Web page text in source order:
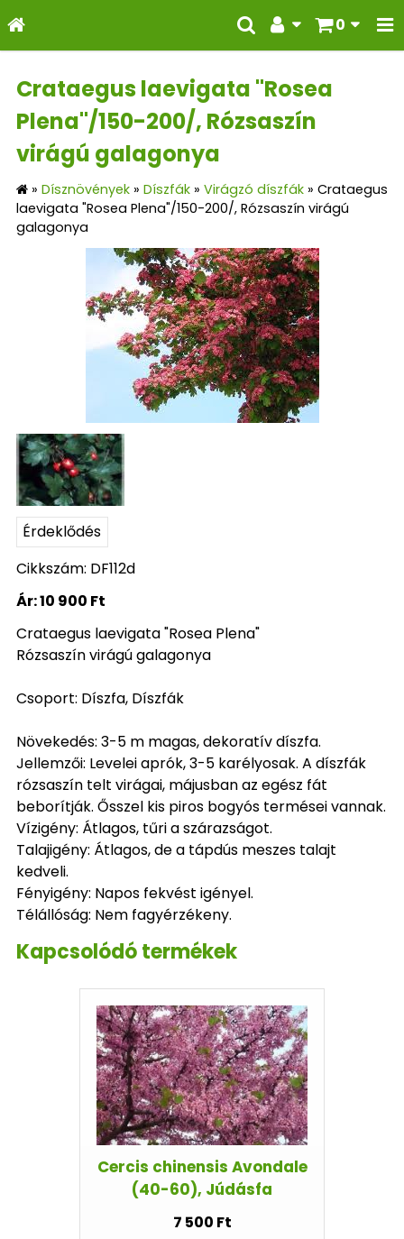
0
Crataegus laevigata "Rosea
Plena"/150-200/, Rózsaszín
virágú galagonya
» Dísznövények » Díszfák » Virágzó díszfák » Crataegus
laevigata "Rosea Plena"/150-200/, Rózsaszín virágú
galagonya
Érdeklődés
Cikkszám: DF112d
Ár:10 900 Ft
Crataegus laevigata "Rosea Plena"
Rózsaszín virágú galagonya
Csoport: Díszfa, Díszfák
Növekedés: 3-5 m magas, dekoratív díszfa.
Jellemzői: Levelei aprók, 3-5 karélyosak. A díszfák
rózsaszín telt virágai, májusban az egész fát
beborítják. Ősszel kis piros bogyós termései vannak.
Vízigény: Átlagos, tűri a szárazságot.
Talajigény: Átlagos, de a tápdús meszes talajt
kedveli.
Fényigény: Napos fekvést igényel.
Télállóság: Nem fagyérzékeny.
Kapcsolódó termékek
Cercis chinensis Avondale
(40-60), Júdásfa
7 500 Ft